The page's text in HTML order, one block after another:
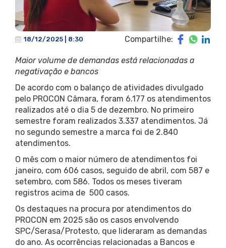
18/12/2025 | 8:30 Compartilhe:
Maior volume de demandas está relacionadas a
negativação e bancos
De acordo com o balanço de atividades divulgado
pelo PROCON Câmara, foram 6.177 os atendimentos
realizados até o dia 5 de dezembro. No primeiro
semestre foram realizados 3.337 atendimentos. Já
no segundo semestre a marca foi de 2.840
atendimentos.
O mês com o maior número de atendimentos foi
janeiro, com 606 casos, seguido de abril, com 587 e
setembro, com 586. Todos os meses tiveram
registros acima de 500 casos.
Os destaques na procura por atendimentos do
PROCON em 2025 são os casos envolvendo
SPC/Serasa/Protesto, que lideraram as demandas
do ano. As ocorrências relacionadas a Bancos e